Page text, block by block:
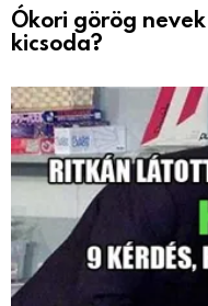
Ókori görög
kicsoda?